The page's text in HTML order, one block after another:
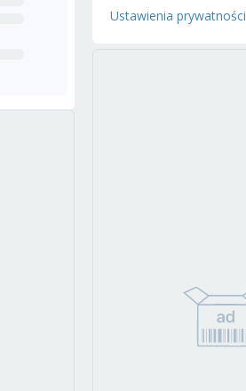
Ustawienia prywatności